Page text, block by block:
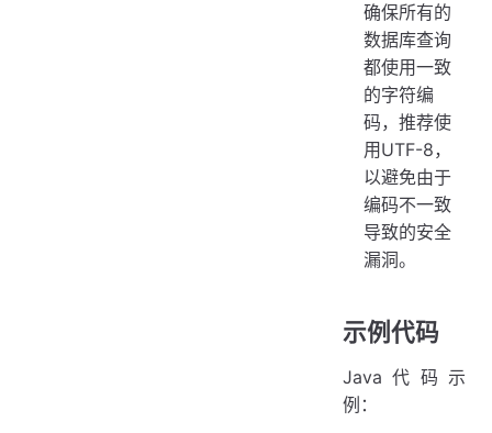
确保所有的
数据库查询
都使用一致
的字符编
码，推荐使
用UTF-8，
以避免由于
编码不一致
导致的安全
漏洞。
示例代码
Java代码示
例：